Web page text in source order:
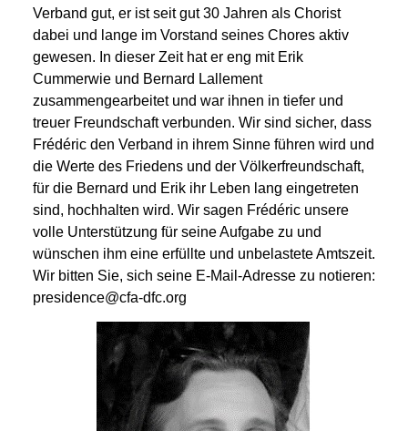
Verband gut, er ist seit gut 30 Jahren als Chorist
dabei und lange im Vorstand seines Chores aktiv
gewesen. In dieser Zeit hat er eng mit Erik
Cummerwie und Bernard Lallement
zusammengearbeitet und war ihnen in tiefer und
treuer Freundschaft verbunden. Wir sind sicher, dass
Frédéric den Verband in ihrem Sinne führen wird und
die Werte des Friedens und der Völkerfreundschaft,
für die Bernard und Erik ihr Leben lang eingetreten
sind, hochhalten wird. Wir sagen Frédéric unsere
volle Unterstützung für seine Aufgabe zu und
wünschen ihm eine erfüllte und unbelastete Amtszeit.
Wir bitten Sie, sich seine E-Mail-Adresse zu notieren:
presidence@cfa-dfc.org